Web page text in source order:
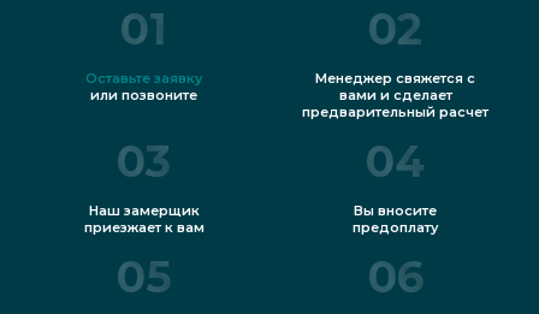
01
Оставьте заявку
или позвоните
02
Менеджер свяжется с
вами и сделает
предварительный расчет
03
Наш замерщик
приезжает к вам
04
Вы вносите
предоплату
05 06